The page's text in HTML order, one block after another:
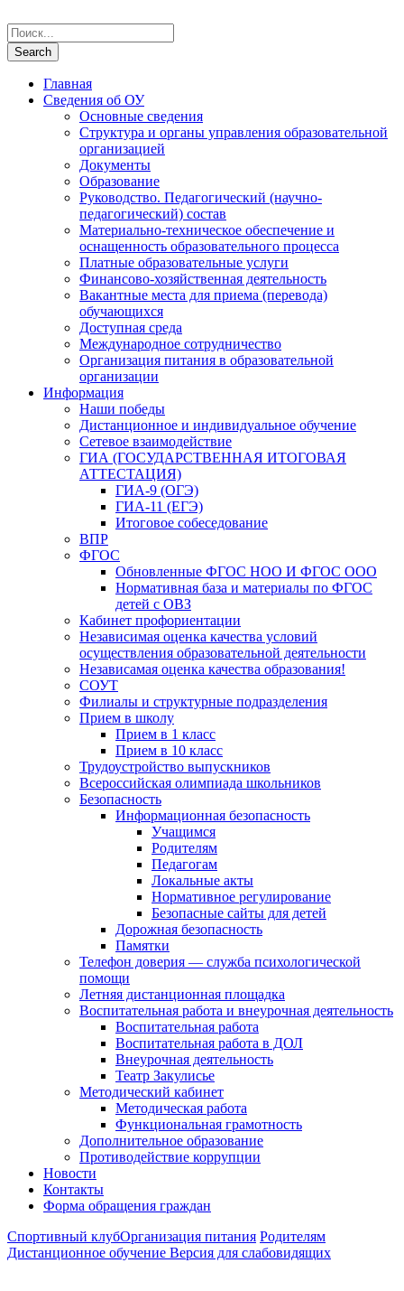
Главная
Сведения об ОУ
Основные сведения
Структура и органы управления образовательной
организацией
Документы
Образование
Руководство. Педагогический (научно-
педагогический) состав
Материально-техническое обеспечение и
оснащенность образовательного процесса
Платные образовательные услуги
Финансово-хозяйственная деятельность
Вакантные места для приема (перевода)
обучающихся
Доступная среда
Международное сотрудничество
Организация питания в образовательной
организации
Информация
Наши победы
Дистанционное и индивидуальное обучение
Сетевое взаимодействие
ГИА (ГОСУДАРСТВЕННАЯ ИТОГОВАЯ
АТТЕСТАЦИЯ)
ГИА-9 (ОГЭ)
ГИА-11 (ЕГЭ)
Итоговое собеседование
ВПР
ФГОС
Обновленные ФГОС НОО И ФГОС ООО
Нормативная база и материалы по ФГОС
детей с ОВЗ
Кабинет профориентации
Независимая оценка качества условий
осуществления образовательной деятельности
Независамая оценка качества образования!
СОУТ
Филиалы и структурные подразделения
Прием в школу
Прием в 1 класс
Прием в 10 класс
Трудоустройство выпускников
Всероссийская олимпиада школьников
Безопасность
Информационная безопасность
Учащимся
Родителям
Педагогам
Локальные акты
Нормативное регулирование
Безопасные сайты для детей
Дорожная безопасность
Памятки
Телефон доверия — служба психологической
помощи
Летняя дистанционная площадка
Воспитательная работа и внеурочная деятельность
Воспитательная работа
Воспитательная работа в ДОЛ
Внеурочная деятельность
Театр Закулисье
Методический кабинет
Методическая работа
Функциональная грамотность
Дополнительное образование
Противодействие коррупции
Новости
Контакты
Форма обращения граждан
Спортивный клубОрганизация питания Родителям
Дистанционное обучение Версия для слабовидящих